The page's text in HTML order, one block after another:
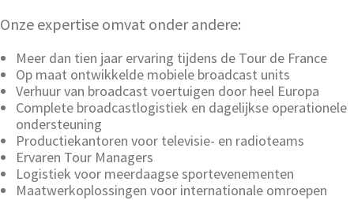
Onze expertise omvat onder andere:
Meer dan tien jaar ervaring tijdens de Tour de France
Op maat ontwikkelde mobiele broadcast units
Verhuur van broadcast voertuigen door heel Europa
Complete broadcastlogistiek en dagelijkse operationele
ondersteuning
Productiekantoren voor televisie- en radioteams
Ervaren Tour Managers
Logistiek voor meerdaagse sportevenementen
Maatwerkoplossingen voor internationale omroepen